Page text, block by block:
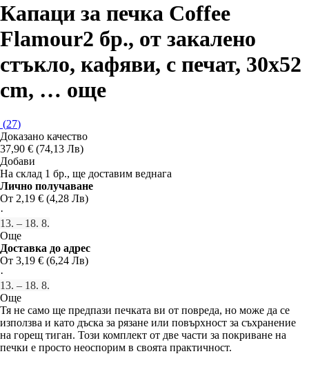
Капаци за печка Coffee
Flamour2 бр., от закалено
стъкло, кафяви, с печат, 30x52
cm, … още
(27)
Доказано качество
37,90 € (74,13 Лв)
Добави
На склад 1 бр., ще доставим веднага
Лично получаване
От 2,19 € (4,28 Лв)
·
13. – 18. 8.
Още
Доставка до адрес
От 3,19 € (6,24 Лв)
·
13. – 18. 8.
Още
Тя не само ще предпази печката ви от повреда, но може да се
използва и като дъска за рязане или повърхност за съхранение
на горещ тиган. Този комплект от две части за покриване на
печки е просто неоспорим в своята практичност.